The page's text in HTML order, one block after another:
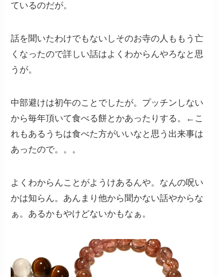
ているのだが。
話を聞いたわけでもないしそのお寺の人ももう亡
くなったので詳しい話はよくわからんやろなと思
うが。
中部避けは初午のことでしたが。プッチンしない
から毎年頂いて食べる餅とかあったりする。←こ
れもあるうちは食べた方がいいなと思う出来事は
あったので。。。
よくわからんことがようけあるんや。なんの呪い
かは知らん。あんまり他から聞かない話やからな
ぁ。あるかもやけどないかもなぁ。